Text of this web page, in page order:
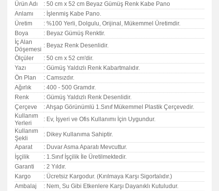
Ürün Adı
: 50 cm x 52 cm Beyaz Gümüş Renk Kabe Pano
Anlamı
: İşlenmiş Kabe Pano.
Üretim
: %100 Yerli, Dolgulu, Orijinal, Mükemmel Üretimdir.
Boya
: Beyaz Gümüş Renktir.
İç Alan
Döşemesi
: Beyaz Renk Desenlidir.
Ölçüler
: 50 cm x 52 cm'dir.
Yazı
: Gümüş Yaldızlı Renk Kabartmalıdır.
Ön Plan
: Camsızdır.
Ağırlık
: 400 - 500 Gramdır.
Renk
: Gümüş Yaldızlı Renk Desenlidir.
Çerçeve
: Ahşap Görünümlü 1.Sınıf Mükemmel Plastik Çerçevedir.
Kullanım
Yerleri
: Ev, İşyeri ve Ofis Kullanımı İçin Uygundur.
Kullanım
Şekli
: Dikey Kullanıma Sahiptir.
Aparat
: Duvar Asma Aparatı Mevcuttur.
İşçilik
: 1.Sınıf İşçilik İle Üretilmektedir.
Garanti
: 2 Yıldır.
Kargo
: Ücretsiz Kargodur. (Kırılmaya Karşı Sigortalıdır.)
Ambalaj
: Nem, Su Gibi Etkenlere Karşı Dayanıklı Kutuludur.